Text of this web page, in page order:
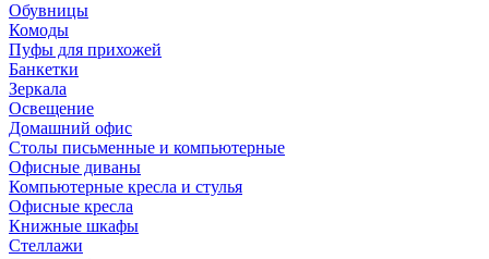
Обувницы
Комоды
Пуфы для прихожей
Банкетки
Зеркала
Освещение
Домашний офис
Столы письменные и компьютерные
Офисные диваны
Компьютерные кресла и стулья
Офисные кресла
Книжные шкафы
Стеллажи